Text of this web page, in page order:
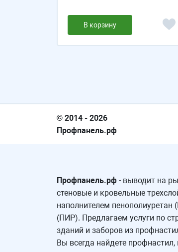
В корзину
© 2014 - 2026
Профпанель.рф
Профпанель.рф - выводит на
стеновые и кровельные
наполнителем
(ПИР). Предлагаем услуги по
зданий и заборов из
Вы всегда найдете